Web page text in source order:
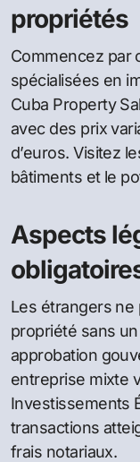
propriétés
Commencez par
spécialisées en
Cuba Property
avec des prix
d’euros. Visitez
bâtiments et le
Aspects
Les étrangers ne
propriété sans
approbation
entreprise mixte
Investissements
transactions
frais notariaux.